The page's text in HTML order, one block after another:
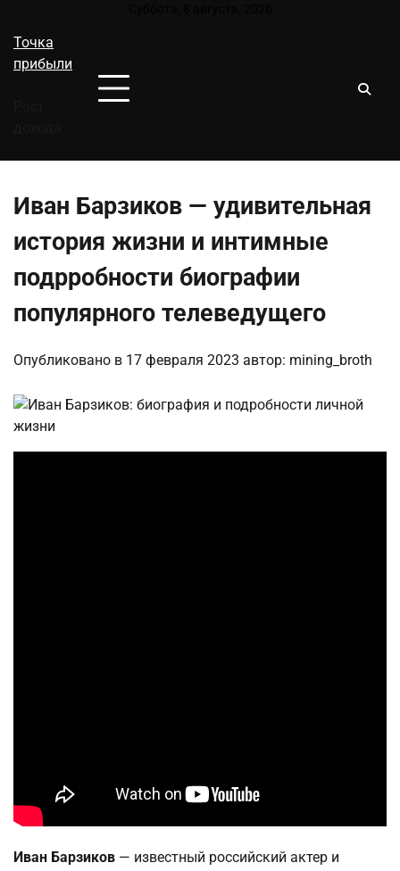
содержимому
Точка
прибыли
Иван Барзиков — удивительная
история жизни и интимные
подрробности биографии
популярного телеведущего
Опубликовано в 17 февраля 2023 автор: mining_broth
Иван Барзиков — известный российский актер и